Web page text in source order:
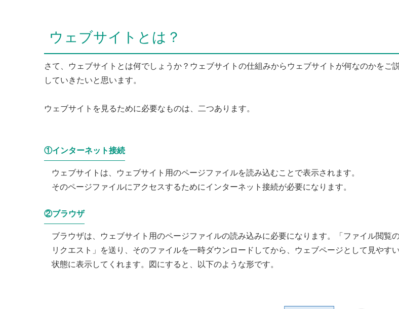
ウェブサイトとは？
さて、ウェブサイトとは何でしょうか？ウェブサイトの仕組みからウェブサイトが何なのかをご
していきたいと思います。
ウェブサイトを見るために必要なものは、二つあります。
①インターネット接続
ウェブサイトは、ウェブサイト用のページファイルを読み込むことで表示されます。
そのページファイルにアクセスするためにインターネット接続が必要になります。
②ブラウザ
ブラウザは、ウェブサイト用のページファイルの読み込みに必要になります。「ファイル閲覧
リクエスト」を送り、そのファイルを一時ダウンロードしてから、ウェブページとして見やすい
状態に表示してくれます。図にすると、以下のような形です。